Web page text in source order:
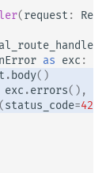
(request :
as exc :
.body()
exc .errors(),
(status_code=422